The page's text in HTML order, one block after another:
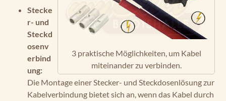
3 praktische Möglichkeiten, um Kabel
miteinander zu verbinden.
Stecke
r- und
Steckd
osenv
erbind
ung:
Die Montage einer Stecker- und Steckdosenlösung zur
Kabelverbindung bietet sich an, wenn das Kabel durch